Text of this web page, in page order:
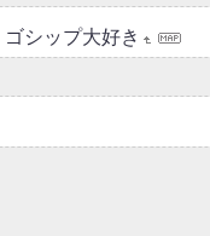
ゴシップ大好き